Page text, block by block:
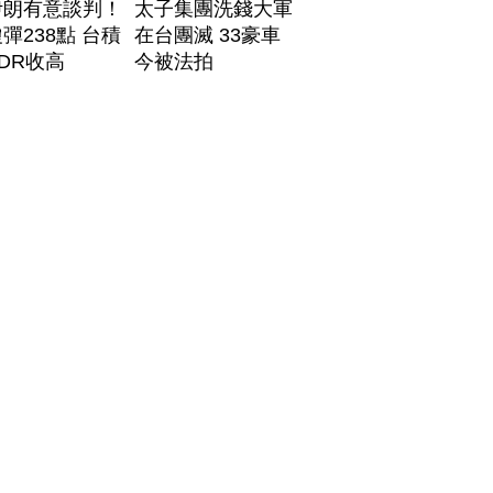
有意談判！
238點 台積
收高
太子集團洗錢大軍
在台團滅 33豪車
今被法拍